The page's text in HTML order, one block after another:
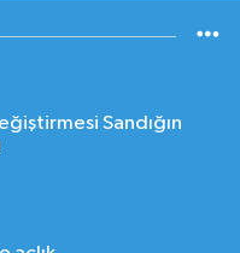
Sandığın